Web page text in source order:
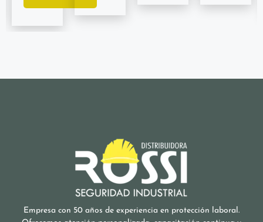
Empresa con 50 años de experiencia en protección laboral.